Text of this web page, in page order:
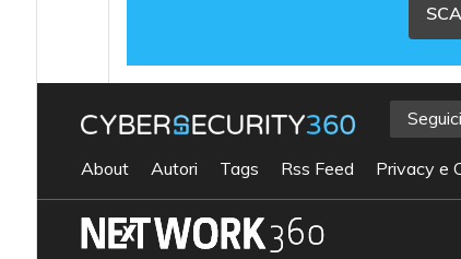
Seguici
About Autori Tags Rss Feed Privacy e